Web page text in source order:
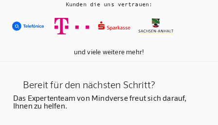
Kunden die uns vertrauen:
und viele weitere mehr!
Bereit für den nächsten Schritt?
Das Expertenteam von Mindverse freut sich darauf,
Ihnen zu helfen.